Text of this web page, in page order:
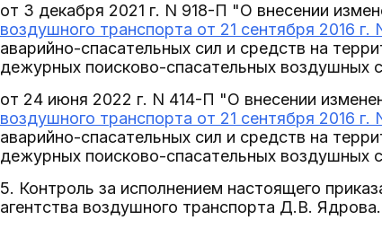
от 3 декабря 2021 г. N 918-П "О внесении
воздушного транспорта от 21 сентября 2016 г.
аварийно-спасательных сил и средств на
дежурных поисково-спасательных воздушных
от 24 июня 2022 г. N 414-П "О внесении
воздушного транспорта от 21 сентября 2016 г.
аварийно-спасательных сил и средств на
дежурных поисково-спасательных воздушных
5. Контроль за исполнением настоящего
агентства воздушного транспорта Д.В. Ядрова.